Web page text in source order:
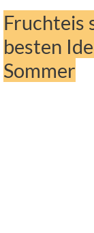
Fruchteis
besten
Sommer